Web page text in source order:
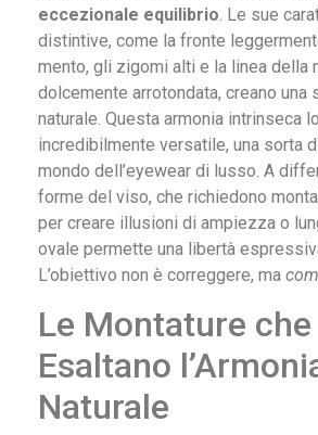
eccezionale equilibrio . Le sue
distintive, come la fronte
mento, gli zigomi alti e la linea della
dolcemente arrotondata, creano una
naturale. Questa armonia intrinseca
incredibilmente versatile, una sorta
mondo dell’eyewear di lusso. A
forme del viso, che richiedono
per creare illusioni di ampiezza o
ovale permette una libertà
L’obiettivo non è correggere, ma
Le Montature che
Esaltano
Naturale